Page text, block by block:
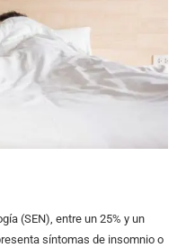
(SEN), entre un 25% y un
síntomas de insomnio o